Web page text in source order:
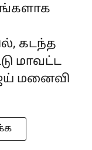
கடந்த
மாவட்ட
மனைவி